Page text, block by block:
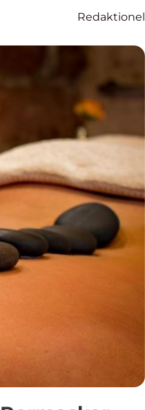
Redaktionel